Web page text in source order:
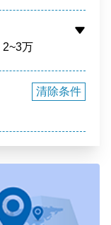
2~3万
清除条件